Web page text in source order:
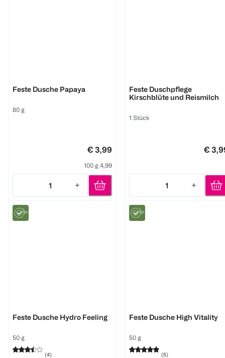
Feste Dusche Papaya
80 g
€ 3,99
100 g 4,99
1
Quantity: 1
Feste Duschpflege
Kirschblüte und Reismilch
1 Stück
€
1
Quantity: 1
Feste Dusche Hydro Feeling
50 g
(4)
Feste Dusche High Vitality
50 g
(5)